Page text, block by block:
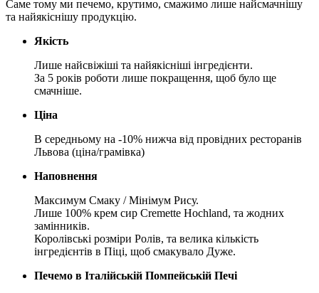
Саме тому ми печемо, крутимо, смажимо лише найсмачнішу
та найякіснішу продукцію.
Якість
Лише найсвіжіші та найякісніші інгредієнти.
За 5 років роботи лише покращення, щоб було ще
смачніше.
Ціна
В середньому на -10% нижча від провідних ресторанів
Львова (ціна/грамівка)
Наповнення
Максимум Смаку / Мінімум Рису.
Лише 100% крем сир Cremette Hochland, та жодних
замінників.
Королівські розміри Ролів, та велика кількість
інгредієнтів в Піці, щоб смакувало Дуже.
Печемо в Італійській Помпейській Печі